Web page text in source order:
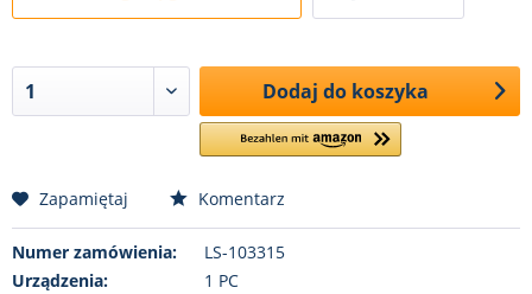
Dodaj do koszyka
Zapamiętaj Komentarz
Numer zamówienia:
LS-103315
Urządzenia:
1 PC